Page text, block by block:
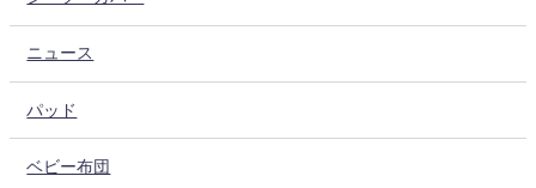
ニュース
パッド
ベビー布団